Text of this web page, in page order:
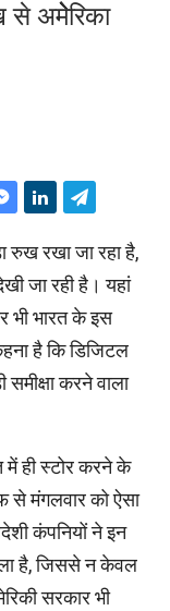
से अमेेेेर‍िका
रुख रखा जा रहा है,
जा रही है। यहां
भी भारत के इस
है कि डिजिटल
करने वाला
में ही स्टोर करने के
से मंगलवार को ऐसा
कंपनियों ने इन
है, जिससे न केवल
सरकार भी